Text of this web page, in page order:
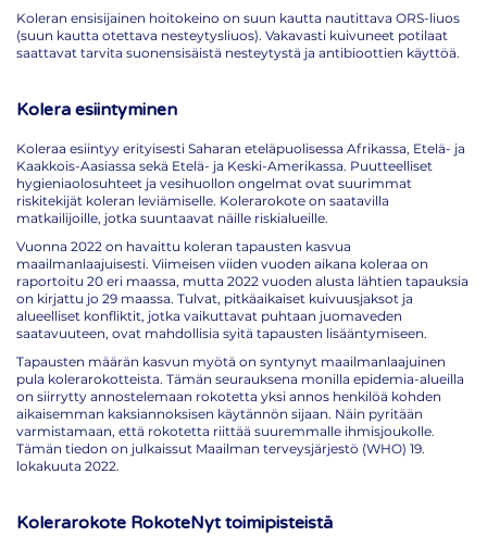
Koleran ensisijainen hoitokeino on suun kautta nautittava ORS-liuos
(suun kautta otettava nesteytysliuos). Vakavasti kuivuneet potilaat
saattavat tarvita suonensisäistä nesteytystä ja antibioottien käyttöä.
Kolera esiintyminen
Koleraa esiintyy erityisesti Saharan eteläpuolisessa Afrikassa, Etelä- ja
Kaakkois-Aasiassa sekä Etelä- ja Keski-Amerikassa. Puutteelliset
hygieniaolosuhteet ja vesihuollon ongelmat ovat suurimmat
riskitekijät koleran leviämiselle. Kolerarokote on saatavilla
matkailijoille, jotka suuntaavat näille riskialueille.
Vuonna 2022 on havaittu koleran tapausten kasvua
maailmanlaajuisesti. Viimeisen viiden vuoden aikana koleraa on
raportoitu 20 eri maassa, mutta 2022 vuoden alusta lähtien tapauksia
on kirjattu jo 29 maassa. Tulvat, pitkäaikaiset kuivuusjaksot ja
alueelliset konfliktit, jotka vaikuttavat puhtaan juomaveden
saatavuuteen, ovat mahdollisia syitä tapausten lisääntymiseen.
Tapausten määrän kasvun myötä on syntynyt maailmanlaajuinen
pula kolerarokotteista. Tämän seurauksena monilla epidemia-alueilla
on siirrytty annostelemaan rokotetta yksi annos henkilöä kohden
aikaisemman kaksiannoksisen käytännön sijaan. Näin pyritään
varmistamaan, että rokotetta riittää suuremmalle ihmisjoukolle.
Tämän tiedon on julkaissut Maailman terveysjärjestö (WHO) 19.
lokakuuta 2022.
Kolerarokote RokoteNyt toimipisteistä